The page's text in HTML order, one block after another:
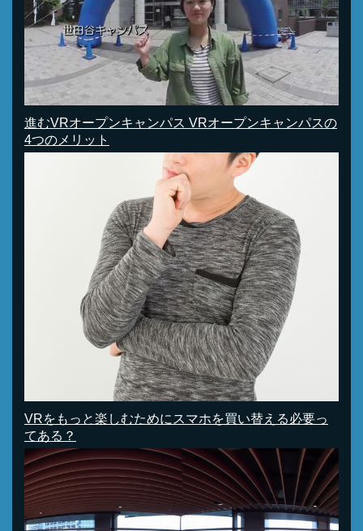
進むVRオープンキャンパス VRオープンキャンパスの
4つのメリット
VRをもっと楽しむためにスマホを買い替える必要っ
てある？